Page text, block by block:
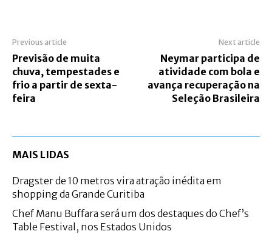
Previous article
Previsão de muita
chuva, tempestades e
frio a partir de sexta-
feira
Next article
Neymar participa de
atividade com bola e
avança recuperação na
Seleção Brasileira
MAIS LIDAS
Dragster de 10 metros vira atração inédita em
shopping da Grande Curitiba
Chef Manu Buffara será um dos destaques do Chef’s
Table Festival, nos Estados Unidos